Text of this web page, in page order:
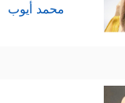
محمد أيوب